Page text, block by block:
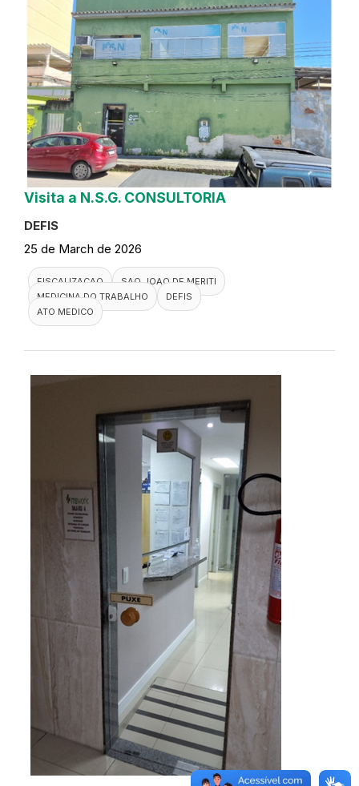
Visita a N.S.G. CONSULTORIA
DEFIS
25 de March de 2026
FISCALIZACAO
SAO JOAO DE MERITI
MEDICINA DO TRABALHO
DEFIS
ATO MEDICO